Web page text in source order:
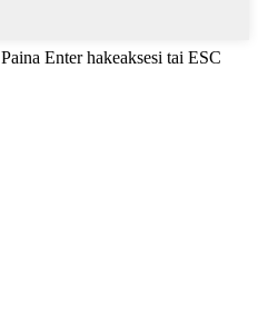
Paina Enter hakeaksesi tai ESC